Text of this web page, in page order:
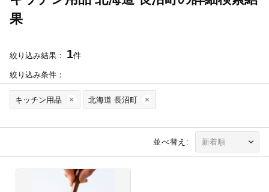
果
絞り込み結果： 1件
絞り込み条件：
キッチン用品 北海道 長沼町
並べ替え: